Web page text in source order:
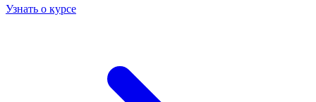
Узнать о курсе